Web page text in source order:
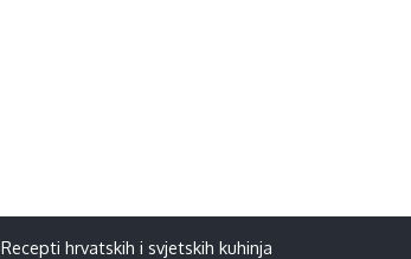
Recepti hrvatskih i svjetskih kuhinja